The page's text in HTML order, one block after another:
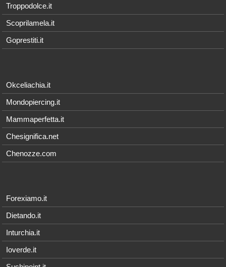
Troppodolce.it
Scoprilamela.it
Goprestiti.it
Okceliachia.it
Mondopiercing.it
Mammaperfetta.it
Chesignifica.net
Chenozze.com
Forexiamo.it
Dietando.it
Inturchia.it
Ioverde.it